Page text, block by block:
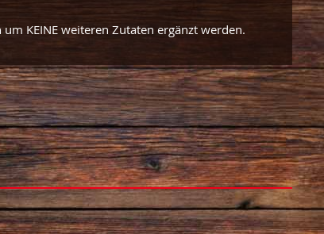
KEINE weiteren Zutaten ergänzt werden.